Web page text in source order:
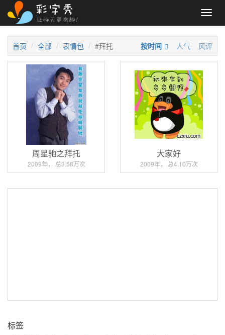
首页 全部 表情包 #拜托 按时间 人气 风评
周星驰之拜托
2009年， 总3.58万次
大家好
2009年， 总4.10万次
标签